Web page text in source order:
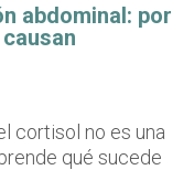
abdominal: por
cortisol no es una
qué sucede